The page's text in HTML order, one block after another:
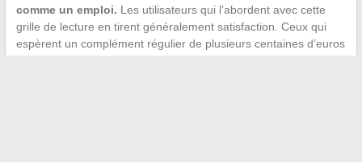
comme un emploi. Les utilisateurs qui l’abordent avec cette
grille de lecture en tirent généralement satisfaction. Ceux qui
espèrent un complément régulier de plusieurs centaines d’euros